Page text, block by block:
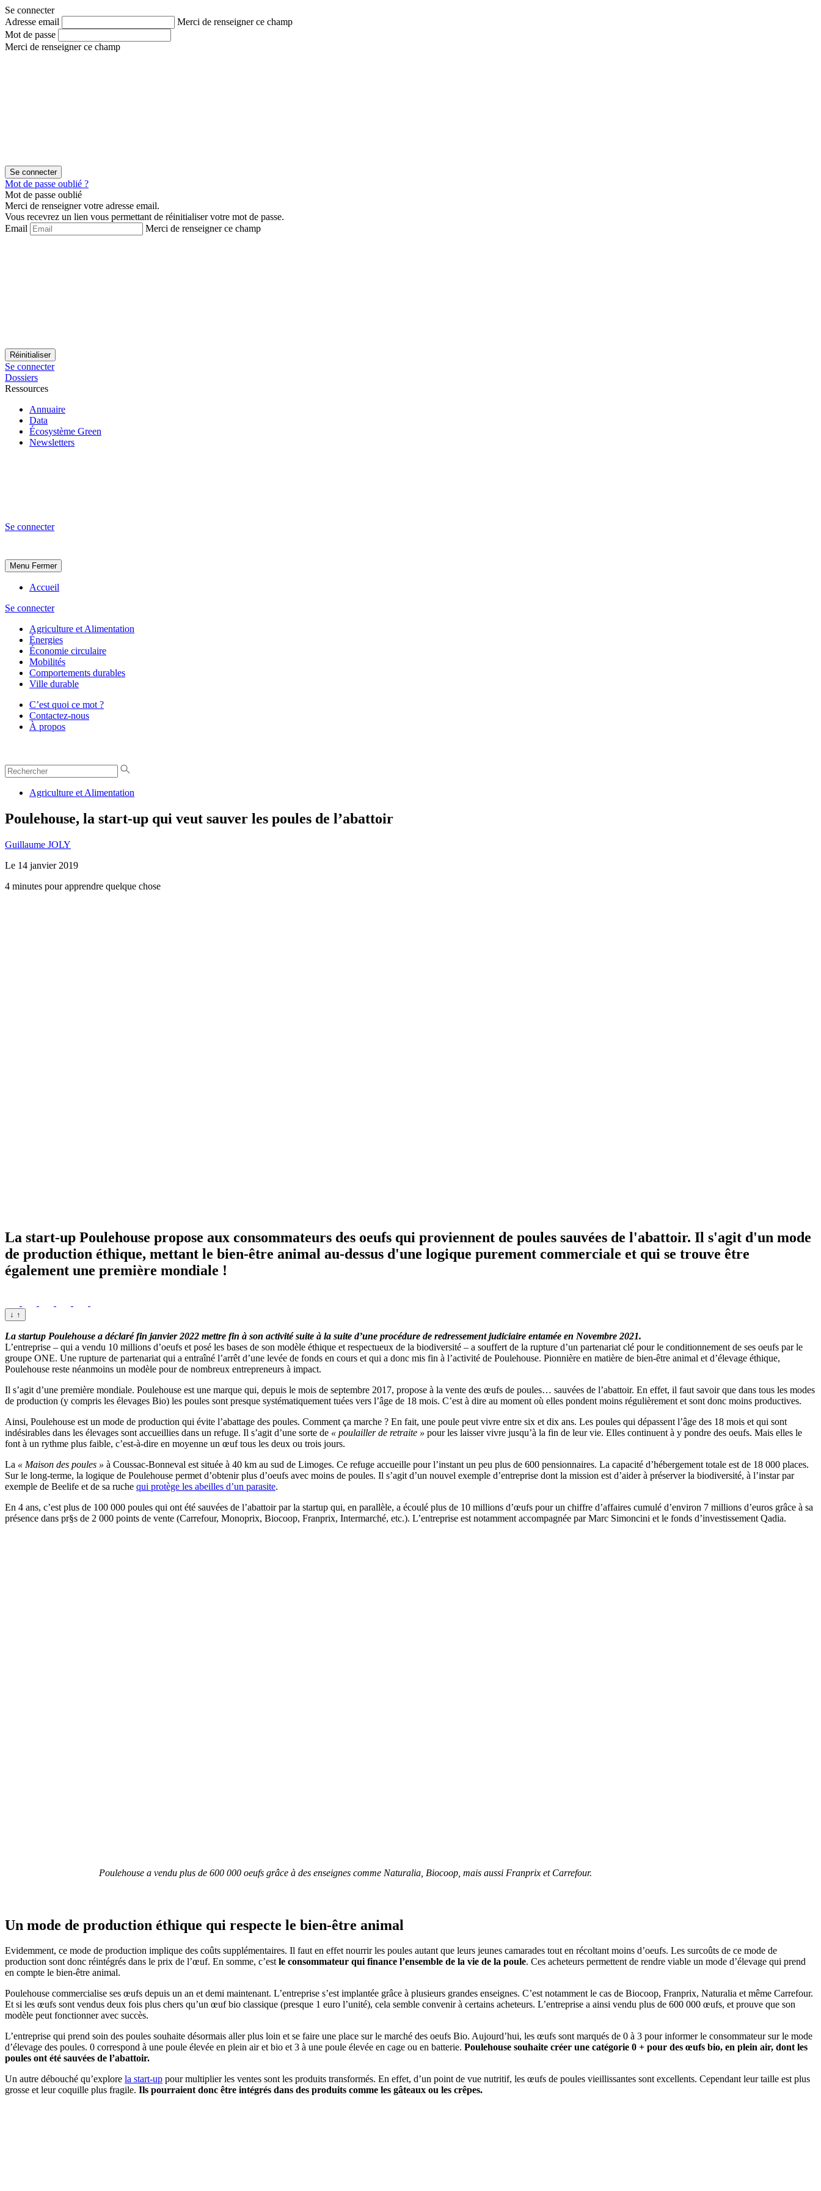
Aller
au
contenu
Aller
au
menu
Se connecter
Adresse email
Merci de renseigner ce champ
Mot de passe
Merci de renseigner ce champ
Mot de passe oublié ?
Mot de passe oublié
Merci de renseigner votre adresse email.
Vous recevrez un lien vous permettant de réinitialiser votre mot de passe.
Email
Merci de renseigner ce champ
Se connecter
Dossiers
Ressources
Annuaire
Data
Écosystème Green
Newsletters
Se connecter
Menu Fermer
Accueil
Se connecter
Agriculture et Alimentation
Énergies
Économie circulaire
Mobilités
Comportements durables
Ville durable
C’est quoi ce mot ?
Contactez-nous
À propos
Agriculture et Alimentation
Poulehouse, la start-up qui veut sauver les poules de l’abattoir
Guillaume JOLY
Le 14 janvier 2019
4 minutes pour apprendre quelque chose
La start-up Poulehouse propose aux consommateurs des oeufs qui proviennent de poules sauvées de l'abattoir. Il s'agit d'un mode
de production éthique, mettant le bien-être animal au-dessus d'une logique purement commerciale et qui se trouve être
également une première mondiale !
↓ ↑
La startup Poulehouse a déclaré fin janvier 2022 mettre fin à son activité suite à la suite d’une procédure de redressement judiciaire entamée en Novembre 2021.
L’entreprise – qui a vendu 10 millions d’oeufs et posé les bases de son modèle éthique et respectueux de la biodiversité – a souffert de la rupture d’un partenariat clé pour le conditionnement de ses oeufs par le
groupe ONE. Une rupture de partenariat qui a entraîné l’arrêt d’une levée de fonds en cours et qui a donc mis fin à l’activité de Poulehouse. Pionnière en matière de bien-être animal et d’élevage éthique,
Poulehouse reste néanmoins un modèle pour de nombreux entrepreneurs à impact.
Il s’agit d’une première mondiale. Poulehouse est une marque qui, depuis le mois de septembre 2017, propose à la vente des œufs de poules… sauvées de l’abattoir. En effet, il faut savoir que dans tous les modes
de production (y compris les élevages Bio) les poules sont presque systématiquement tuées vers l’âge de 18 mois. C’est à dire au moment où elles pondent moins régulièrement et sont donc moins productives.
Ainsi, Poulehouse est un mode de production qui évite l’abattage des poules. Comment ça marche ? En fait, une poule peut vivre entre six et dix ans. Les poules qui dépassent l’âge des 18 mois et qui sont
indésirables dans les élevages sont accueillies dans un refuge. Il s’agit d’une sorte de « poulailler de retraite » pour les laisser vivre jusqu’à la fin de leur vie. Elles continuent à y pondre des oeufs. Mais elles le
font à un rythme plus faible, c’est-à-dire en moyenne un œuf tous les deux ou trois jours.
La « Maison des poules » à Coussac-Bonneval est située à 40 km au sud de Limoges. Ce refuge accueille pour l’instant un peu plus de 600 pensionnaires. La capacité d’hébergement totale est de 18 000 places.
Sur le long-terme, la logique de Poulehouse permet d’obtenir plus d’oeufs avec moins de poules. Il s’agit d’un nouvel exemple d’entreprise dont la mission est d’aider à préserver la biodiversité, à l’instar par
exemple de Beelife et de sa ruche qui protège les abeilles d’un parasite.
En 4 ans, c’est plus de 100 000 poules qui ont été sauvées de l’abattoir par la startup qui, en parallèle, a écoulé plus de 10 millions d’œufs pour un chiffre d’affaires cumulé d’environ 7 millions d’euros grâce à sa
présence dans pr§s de 2 000 points de vente (Carrefour, Monoprix, Biocoop, Franprix, Intermarché, etc.). L’entreprise est notamment accompagnée par Marc Simoncini et le fonds d’investissement Qadia.
Poulehouse a vendu plus de 600 000 oeufs grâce à des enseignes comme Naturalia, Biocoop, mais aussi Franprix et Carrefour.
Un mode de production éthique qui respecte le bien-être animal
Evidemment, ce mode de production implique des coûts supplémentaires. Il faut en effet nourrir les poules autant que leurs jeunes camarades tout en récoltant moins d’oeufs. Les surcoûts de ce mode de
production sont donc réintégrés dans le prix de l’œuf. En somme, c’estle consommateur qui finance l’ensemble de la vie de la poule. Ces acheteurs permettent de rendre viable un mode d’élevage qui prend
en compte le bien-être animal.
Poulehouse commercialise ses œufs depuis un an et demi maintenant. L’entreprise s’est implantée grâce à plusieurs grandes enseignes. C’est notamment le cas de Biocoop, Franprix, Naturalia et même Carrefour.
Et si les œufs sont vendus deux fois plus chers qu’un œuf bio classique (presque 1 euro l’unité), cela semble convenir à certains acheteurs. L’entreprise a ainsi vendu plus de 600 000 œufs, et prouve que son
modèle peut fonctionner avec succès.
L’entreprise qui prend soin des poules souhaite désormais aller plus loin et se faire une place sur le marché des oeufs Bio. Aujourd’hui, les œufs sont marqués de 0 à 3 pour informer le consommateur sur le mode
d’élevage des poules. 0 correspond à une poule élevée en plein air et bio et 3 à une poule élevée en cage ou en batterie. Poulehouse souhaite créer une catégorie 0 + pour des œufs bio, en plein air, dont les
poules ont été sauvées de l’abattoir.
Un autre débouché qu’explore la start-up pour multiplier les ventes sont les produits transformés. En effet, d’un point de vue nutritif, les œufs de poules vieillissantes sont excellents. Cependant leur taille est plus
grosse et leur coquille plus fragile. Ils pourraient donc être intégrés dans des produits comme les gâteaux ou les crêpes.